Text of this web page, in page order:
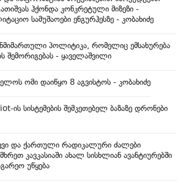
ჰქონდა კონკრეტული მიზეზი -
სამუშაოები ენგურჰესზე - კობახიძე
პოლიტიკა, რომელიც ემსახურება
შემორიგებას - ყაველაშვილი
ომი დაიწყო 8 აგვისტოს - კობახიძე
ის სისტემების შემკეთებელ ბაზაზე დრონები
და ქართული რადიკალური ძალები
კავკასიაში ახალ სისხლიან ავანტიურებში
უწყება